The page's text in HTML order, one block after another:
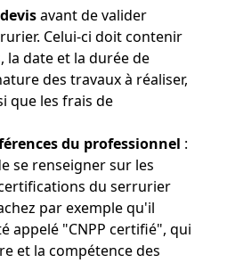
avant de valider
Celui-ci doit contenir
la date et la durée de
des travaux à réaliser,
que les frais de
du professionnel :
se renseigner sur les
du serrurier
par exemple qu'il
appelé "CNPP certifié", qui
et la compétence des